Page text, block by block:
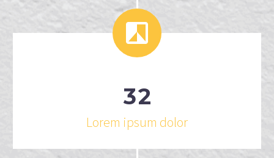


32
Lorem ipsum dolor